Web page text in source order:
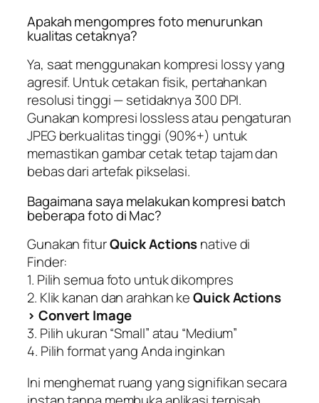
Apakah mengompres foto menurunkan
kualitas cetaknya?
Ya, saat menggunakan kompresi lossy yang
agresif. Untuk cetakan fisik, pertahankan
resolusi tinggi — setidaknya 300 DPI.
Gunakan kompresi lossless atau pengaturan
JPEG berkualitas tinggi (90%+) untuk
memastikan gambar cetak tetap tajam dan
bebas dari artefak pikselasi.
Bagaimana saya melakukan kompresi batch
beberapa foto di Mac?
Gunakan fiturQuick Actionsnative di
Finder:
1. Pilih semua foto untuk dikompres
2. Klik kanan dan arahkan keQuick Actions
> Convert Image
3. Pilih ukuran “Small” atau “Medium”
4. Pilih format yang Anda inginkan
Ini menghemat ruang yang signifikan secara